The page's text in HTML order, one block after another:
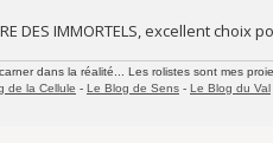
DES IMMORTELS, excellent choix
dans la réalité... Les rolistes sont mes
de la Cellule - Le Blog de Sens - Le Blog du Val